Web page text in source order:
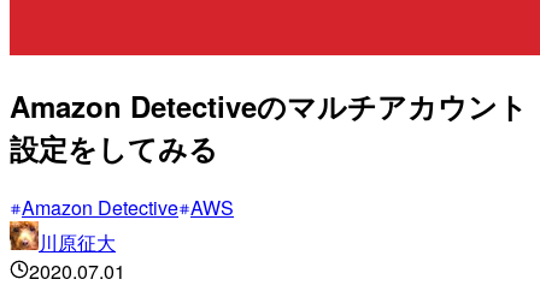
Amazon Detectiveのマルチアカウント
設定をしてみる
Amazon Detective AWS
川原征大
2020.07.01